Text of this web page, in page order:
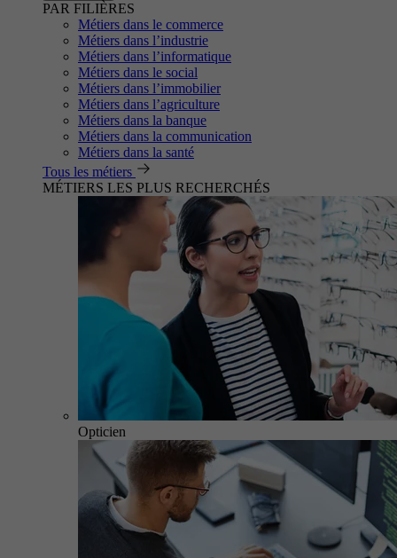
PAR FILIÈRES
Métiers dans le commerce
Métiers dans l’industrie
Métiers dans l’informatique
Métiers dans le social
Métiers dans l’immobilier
Métiers dans l’agriculture
Métiers dans la banque
Métiers dans la communication
Métiers dans la santé
Tous les métiers
MÉTIERS LES PLUS RECHERCHÉS
Opticien